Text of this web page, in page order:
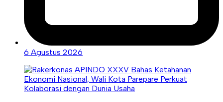
6 Agustus 2026